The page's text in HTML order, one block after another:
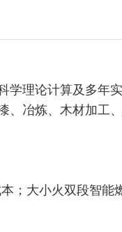
理论计算及多年
、冶炼、木材加工
；大小火双段智能